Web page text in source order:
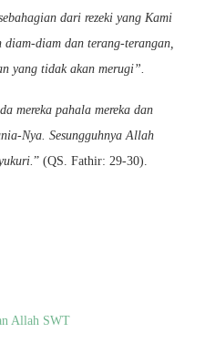
dari rezeki yang Kami
diam-diam dan terang-terangan,
yang tidak akan merugi”.
mereka pahala mereka dan
Nya. Sesungguhnya Allah
” (QS. Fathir: 29-30).
Allah SWT